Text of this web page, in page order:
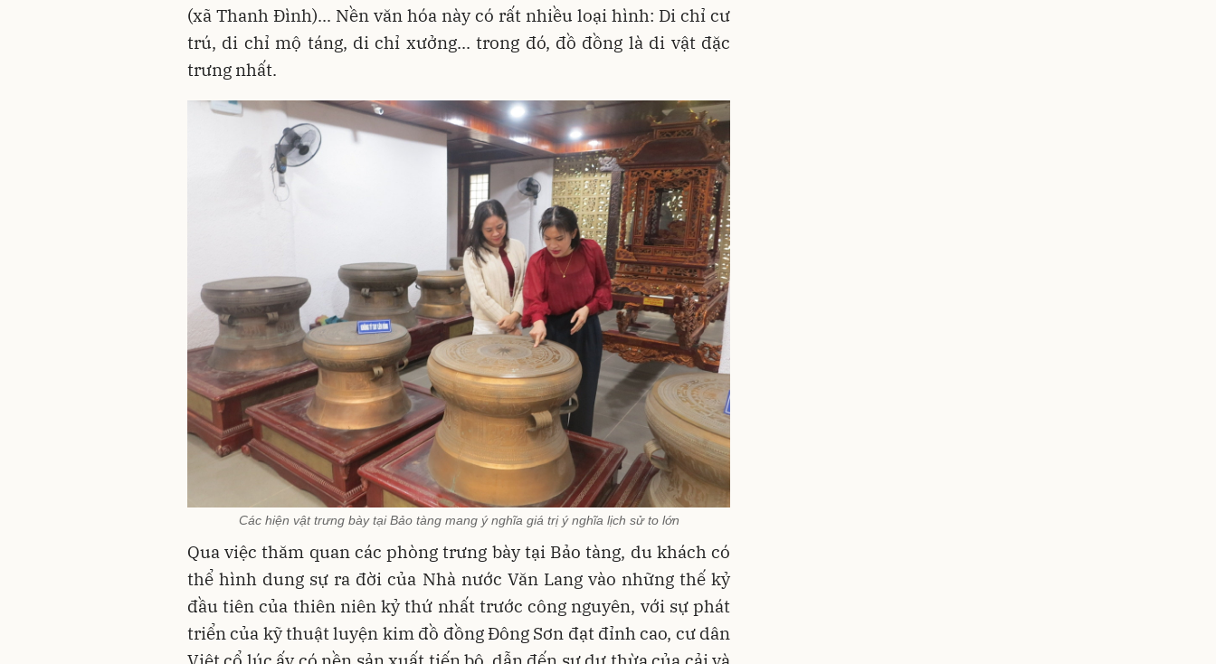
(xã Thanh Đình)... Nền văn hóa này có rất nhiều loại hình: Di chỉ cư
trú, di chỉ mộ táng, di chỉ xưởng... trong đó, đồ đồng là di vật đặc
trưng nhất.
Các hiện vật trưng bày tại Bảo tàng mang ý nghĩa giá trị ý nghĩa lịch sử to lớn
Qua việc thăm quan các phòng trưng bày tại Bảo tàng, du khách có
thể hình dung sự ra đời của Nhà nước Văn Lang vào những thế kỷ
đầu tiên của thiên niên kỷ thứ nhất trước công nguyên, với sự phát
triển của kỹ thuật luyện kim đồ đồng Đông Sơn đạt đỉnh cao, cư dân